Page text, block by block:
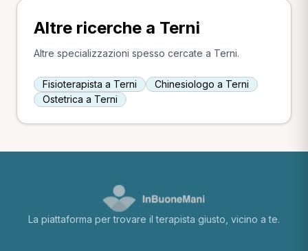
Altre ricerche a Terni
Altre specializzazioni spesso cercate a Terni.
Fisioterapista a Terni
Chinesiologo a Terni
Ostetrica a Terni
La piattaforma per trovare il terapista giusto, vicino a te.